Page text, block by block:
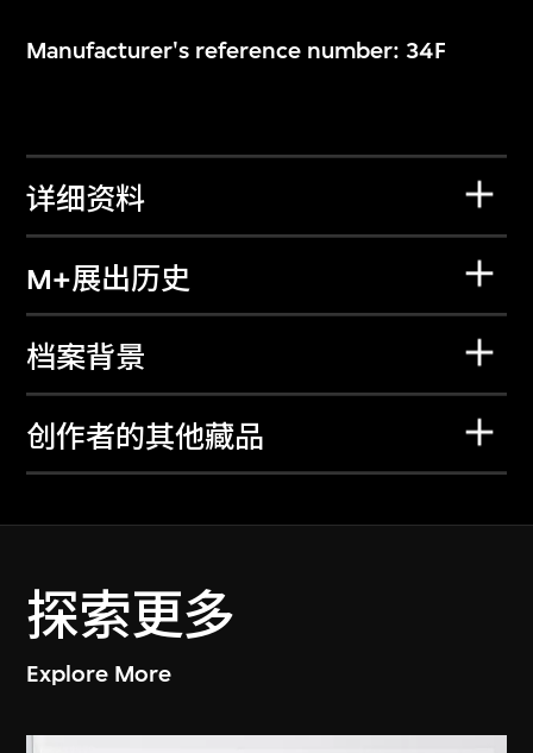
Manufacturer's reference number: 34F
详细资料
M+展出历史
档案背景
创作者的其他藏品
探索更多
Explore More